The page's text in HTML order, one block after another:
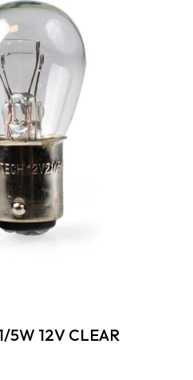
5W 12V CLEAR